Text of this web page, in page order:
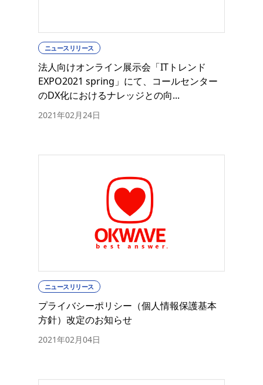
ニュースリリース
法人向けオンライン展示会「ITトレンド
EXPO2021 spring」にて、コールセンター
のDX化におけるナレッジとの向...
2021年02月24日
ニュースリリース
プライバシーポリシー（個人情報保護基本
方針）改定のお知らせ
2021年02月04日